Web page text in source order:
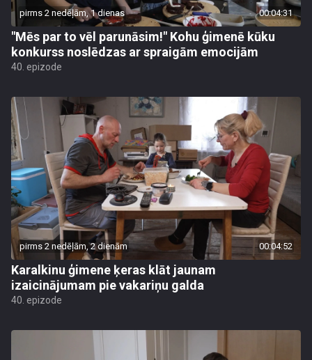
pirms 2 nedēļām, 1 dienas 00:04:31
"Mēs par to vēl parunāsim!" Kohu ģimenē kūku
konkurss noslēdzas ar spraigām emocijām
40. epizode
pirms 2 nedēļām, 2 dienām 00:04:52
Karalkinu ģimene ķeras klāt jaunam
izaicinājumam pie vakariņu galda
40. epizode